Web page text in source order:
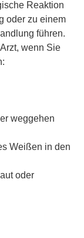
Reaktion
oder zu einem
führen.
wenn Sie
weggehen
Weißen in den
oder